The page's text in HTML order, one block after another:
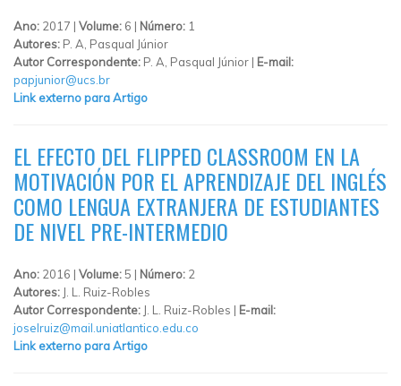
Ano: 2017 | Volume: 6 | Número: 1
Autores: P. A, Pasqual Júnior
Autor Correspondente: P. A, Pasqual Júnior | E-mail:
papjunior@ucs.br
Link externo para Artigo
EL EFECTO DEL FLIPPED CLASSROOM EN LA
MOTIVACIÓN POR EL APRENDIZAJE DEL INGLÉS
COMO LENGUA EXTRANJERA DE ESTUDIANTES
DE NIVEL PRE-INTERMEDIO
Ano: 2016 | Volume:5 | Número: 2
Autores: J. L. Ruiz-Robles
Autor Correspondente: J. L. Ruiz-Robles | E-mail:
joselruiz@mail.uniatlantico.edu.co
Link externo para Artigo